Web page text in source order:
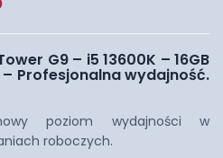
G9 – i5 13600K – 16GB
– Profesjonalna wydajność.
poziom wydajności w
roboczych.